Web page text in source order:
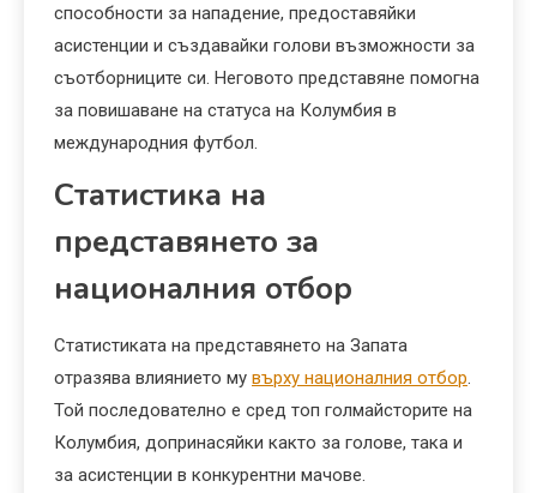
способности за нападение, предоставяйки
асистенции и създавайки голови възможности за
съотборниците си. Неговото представяне помогна
за повишаване на статуса на Колумбия в
международния футбол.
Статистика на
представянето за
националния отбор
Статистиката на представянето на Запата
отразява влиянието му върху националния отбор.
Той последователно е сред топ голмайсторите на
Колумбия, допринасяйки както за голове, така и
за асистенции в конкурентни мачове.